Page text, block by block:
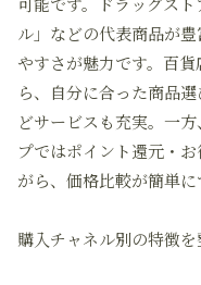
ル」などの代表商品が豊
やすさが魅力です。百
ら、自分に合った商品選
どサービスも充実。一
プではポイント還元・
がら、価格比較が簡単に
購入チャネル別の特徴を